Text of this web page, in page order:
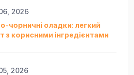
2026
чорничні оладки: легкий
з корисними інгредієнтами
2026